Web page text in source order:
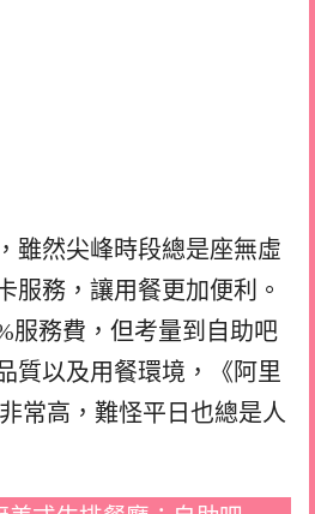
雖然尖峰時段總是座無虛
服務，讓用餐更加便利。
服務費，但考量到自助吧
質以及用餐環境，《阿里
常高，難怪平日也總是人